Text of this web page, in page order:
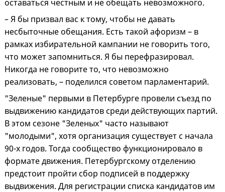
оставаться честным и не обещать невозможного.
– Я бы призвал вас к тому, чтобы не давать
несбыточные обещания. Есть такой афоризм – в
рамках избирательной кампании не говорить того,
что может запомниться. Я бы перефразировал.
Никогда не говорите то, что невозможно
реализовать, – поделился советом парламентарий.
"Зеленые" первыми в Петербурге провели съезд по
выдвижению кандидатов среди действующих партий.
В этом сезоне "Зеленых" часто называют
"молодыми", хотя организация существует с начала
90-х годов. Тогда сообщество функционировало в
формате движения. Петербургскому отделению
предстоит пройти сбор подписей в поддержку
выдвижения. Для регистрации списка кандидатов им